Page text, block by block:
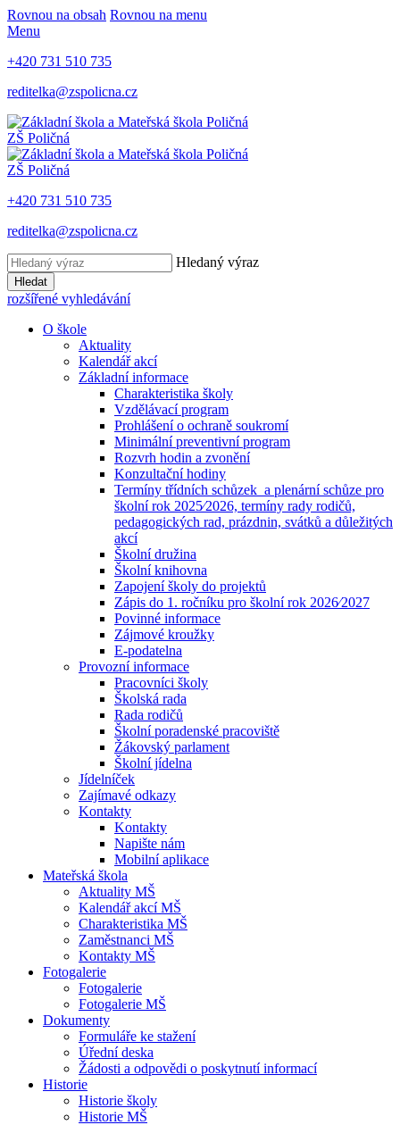
Rovnou na obsah Rovnou na menu
Menu
+420 731 510 735
reditelka@zspolicna.cz
ZŠ Poličná
ZŠ Poličná
+420 731 510 735
reditelka@zspolicna.cz
Hledaný výraz
Hledat
rozšířené vyhledávání
O škole
Aktuality
Kalendář akcí
Základní informace
Charakteristika školy
Vzdělávací program
Prohlášení o ochraně soukromí
Minimální preventivní program
Rozvrh hodin a zvonění
Konzultační hodiny
Termíny třídních schůzek a plenární schůze pro
školní rok 2025⁄2026, termíny rady rodičů,
pedagogických rad, prázdnin, svátků a důležitých
akcí
Školní družina
Školní knihovna
Zapojení školy do projektů
Zápis do 1. ročníku pro školní rok 2026⁄2027
Povinné informace
Zájmové kroužky
E-podatelna
Provozní informace
Pracovníci školy
Školská rada
Rada rodičů
Školní poradenské pracoviště
Žákovský parlament
Školní jídelna
Jídelníček
Zajímavé odkazy
Kontakty
Kontakty
Napište nám
Mobilní aplikace
Mateřská škola
Aktuality MŠ
Kalendář akcí MŠ
Charakteristika MŠ
Zaměstnanci MŠ
Kontakty MŠ
Fotogalerie
Fotogalerie
Fotogalerie MŠ
Dokumenty
Formuláře ke stažení
Úřední deska
Žádosti a odpovědi o poskytnutí informací
Historie
Historie školy
Historie MŠ